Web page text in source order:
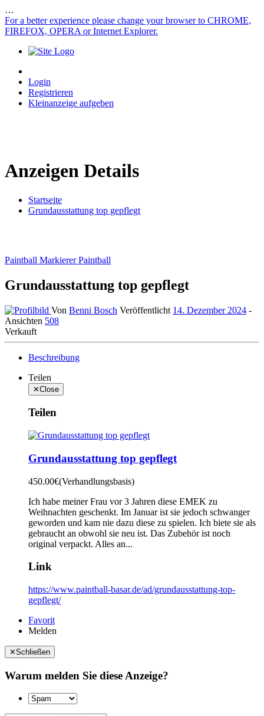
…
For a better experience please change your browser to CHROME,
FIREFOX, OPERA or Internet Explorer.
Login
Registrieren
Kleinanzeige aufgeben
Anzeigen Details
Startseite
Grundausstattung top gepflegt
Paintball MarkiererPaintball
Grundausstattung top gepflegt
Von Benni Bosch Veröffentlicht 14. Dezember 2024 -
Ansichten 508
Verkauft
Beschreibung
Teilen
✕Close
Teilen
Grundausstattung top gepflegt
450.00€(Verhandlungsbasis)
Ich habe meiner Frau vor 3 Jahren diese EMEK zu
Weihnachten geschenkt. Im Januar ist sie jedoch schwanger
geworden und kam nie dazu diese zu spielen. Ich biete sie als
gebraucht an obwohl sie neu ist. Das Zubehör ist noch
original verpackt. Alles an...
Link
https://www.paintball-basar.de/ad/grundausstattung-top-
gepflegt/
Favorit
Melden
✕Schließen
Warum melden Sie diese Anzeige?